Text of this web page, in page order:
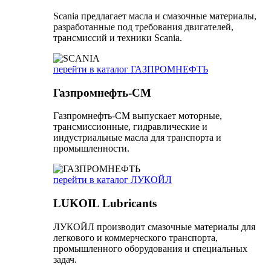
Scania предлагает масла и смазочные материалы,
разработанные под требования двигателей,
трансмиссий и техники Scania.
перейти в каталог ГАЗПРОМНЕФТЬ
Газпромнефть-СМ
Газпромнефть-СМ выпускает моторные,
трансмиссионные, гидравлические и
индустриальные масла для транспорта и
промышленности.
перейти в каталог ЛУКОЙЛ
LUKOIL Lubricants
ЛУКОЙЛ производит смазочные материалы для
легкового и коммерческого транспорта,
промышленного оборудования и специальных
задач.